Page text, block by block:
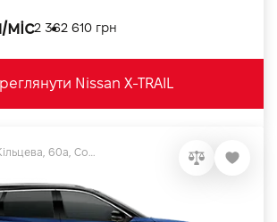
міс2 362 610 грн
Nissan X-TRAIL